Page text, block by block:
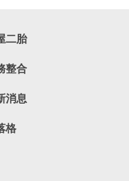
二胎
整合
消息
格